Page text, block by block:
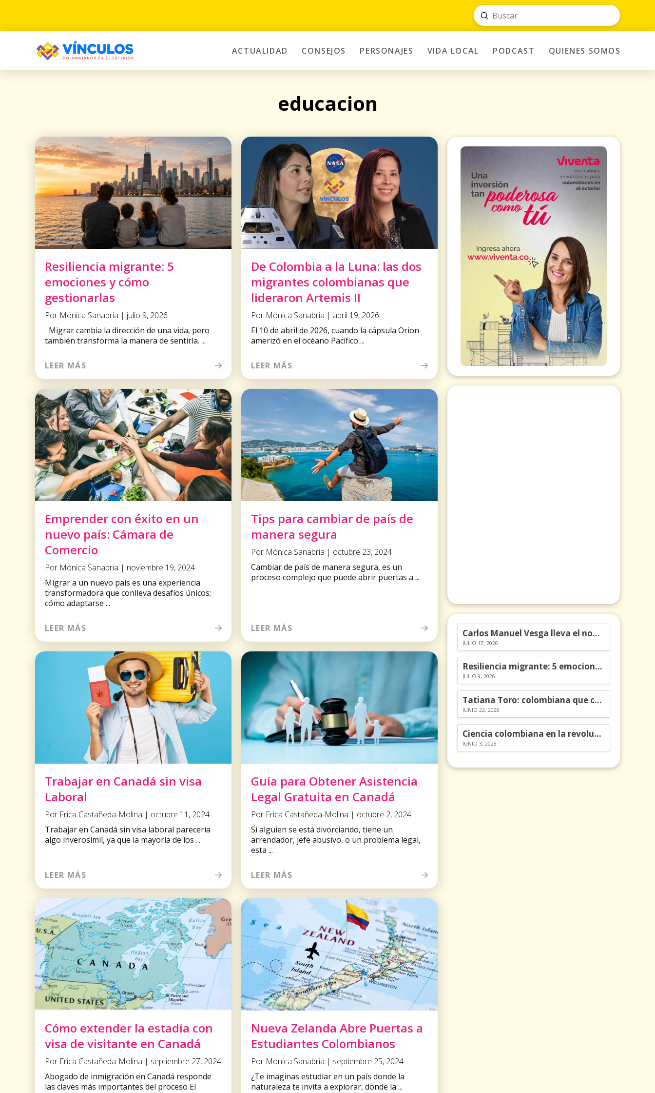
Search
Submit
ACTUALIDAD CONSEJOS PERSONAJES VIDA LOCAL PODCAST QUIENES SOMOS
educacion
Resiliencia migrante: 5
emociones y cómo
gestionarlas
Por Mónica Sanabria | julio 9, 2026
Migrar cambia la dirección de una vida, pero
también transforma la manera de sentirla. ...
LEER MÁS
De Colombia a la Luna: las dos
migrantes colombianas que
lideraron Artemis II
Por Mónica Sanabria | abril 19, 2026
El 10 de abril de 2026, cuando la cápsula Orion
amerizó en el océano Pacífico ...
LEER MÁS
Emprender con éxito en un
nuevo país: Cámara de
Comercio
Por Mónica Sanabria | noviembre 19, 2024
Migrar a un nuevo país es una experiencia
transformadora que conlleva desafíos únicos;
cómo adaptarse ...
LEER MÁS
Tips para cambiar de país de
manera segura
Por Mónica Sanabria | octubre 23, 2024
Cambiar de país de manera segura, es un
proceso complejo que puede abrir puertas a ...
LEER MÁS
Trabajar en Canadá sin visa
Laboral
Por Erica Castañeda-Molina | octubre 11, 2024
Trabajar en Canadá sin visa laboral parecería
algo inverosímil, ya que la mayoría de los ...
LEER MÁS
Guía para Obtener Asistencia
Legal Gratuita en Canadá
Por Erica Castañeda-Molina | octubre 2, 2024
Si alguien se está divorciando, tiene un
arrendador, jefe abusivo, o un problema legal,
esta ...
LEER MÁS
Cómo extender la estadía con
visa de visitante en Canadá
Por Erica Castañeda-Molina | septiembre 27, 2024
Abogado de inmigración en Canadá responde
las claves más importantes del proceso El
Nueva Zelanda Abre Puertas a
Estudiantes Colombianos
Por Mónica Sanabria | septiembre 25, 2024
¿Te imaginas estudiar en un país donde la
naturaleza te invita a explorar, donde la ...
Carlos Manuel Vesga lleva el nombre de Colombia a los Emmy
JULIO 17, 2026
Resiliencia migrante: 5 emociones y cómo gestionarlas
JULIO 9, 2026
Tatiana Toro: colombiana que cambió la historia de las matemáticas
JUNIO 22, 2026
Ciencia colombiana en la revolución de los órganos en chips
JUNIO 3, 2026